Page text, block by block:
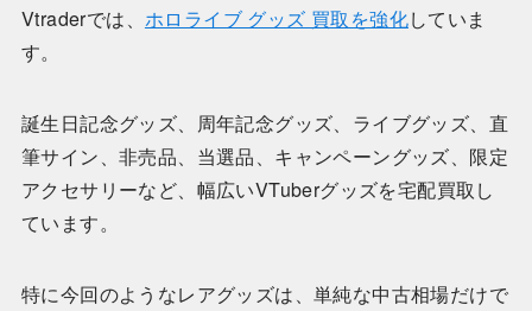
Vtraderでは、 ホロライブ グッズ 買取を強化していま
す。
誕生日記念グッズ、周年記念グッズ、ライブグッズ、直
筆サイン、非売品、当選品、キャンペーングッズ、限定
アクセサリーなど、幅広いVTuberグッズを宅配買取し
ています。
特に今回のようなレアグッズは、単純な中古相場だけで